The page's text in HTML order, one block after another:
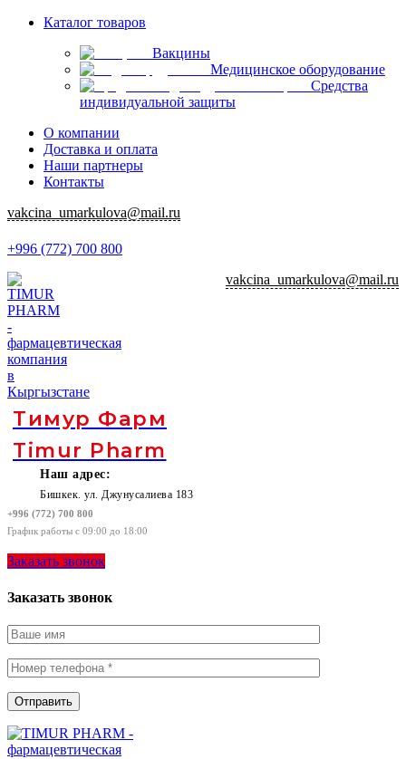
Каталог товаров
Вакцины
Медицинское оборудование
Средства
индивидуальной защиты
О компании
Доставка и оплата
Наши партнеры
Контакты
vakcina_umarkulova@mail.ru
+996 (772) 700 800
vakcina_umarkulova@mail.ru
Тимур Фарм
Timur Pharm
Наш адрес:
Бишкек. ул. Джунусалиева 183
+996 (772) 700 800
График работы с 09:00 до 18:00
Заказать звонок
Заказать звонок